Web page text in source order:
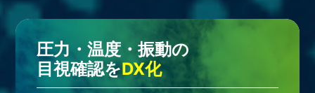
圧力・温度・振動の
目視確認をDX化